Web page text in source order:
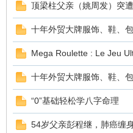
顶梁柱父亲（姚周发）突
十年外贸大牌服饰、鞋、
Mega Roulette : Le Jeu
十年外贸大牌服饰、鞋、
“0”基础轻松学八字命理
54岁父亲彭程继，肺癌缠